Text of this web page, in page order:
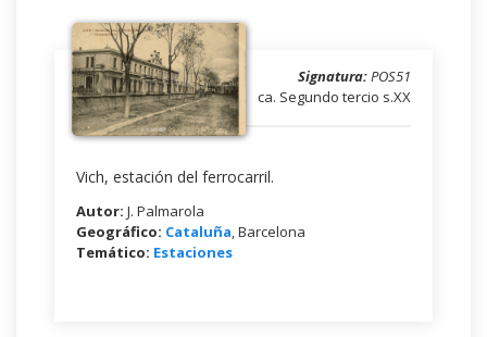
Signatura:POS51
ca. Segundo tercio s.XX
Vich, estación del ferrocarril.
Autor: J. Palmarola
Geográfico: Cataluña, Barcelona
Temático: Estaciones